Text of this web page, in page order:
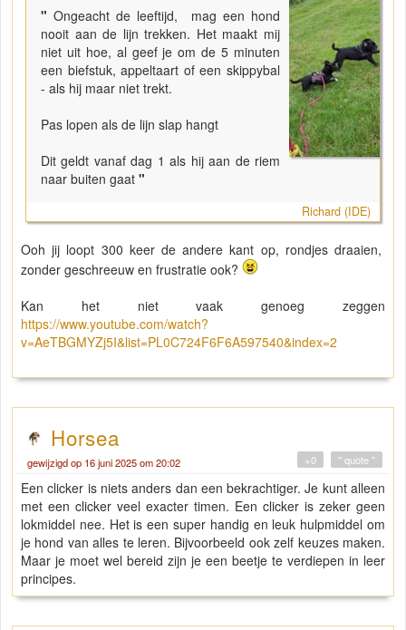
"Ongeacht de leeftijd, mag een hond
nooit aan de lijn trekken. Het maakt mij
niet uit hoe, al geef je om de 5 minuten
een biefstuk, appeltaart of een skippybal
- als hij maar niet trekt.
Pas lopen als de lijn slap hangt
Dit geldt vanaf dag 1 als hij aan de riem
naar buiten gaat "
Richard (IDE)
Ooh jij loopt 300 keer de andere kant op, rondjes draaien,
zonder geschreeuw en frustratie ook?
Kan het niet vaak genoeg zeggen
https://www.youtube.com/watch?
v=AeTBGMYZj5I&list=PL0C724F6F6A597540&index=2
Horsea
gewijzigd op 16 juni 2025 om 20:02 " quote "
+0
Een clicker is niets anders dan een bekrachtiger. Je kunt alleen
met een clicker veel exacter timen. Een clicker is zeker geen
lokmiddel nee. Het is een super handig en leuk hulpmiddel om
je hond van alles te leren. Bijvoorbeeld ook zelf keuzes maken.
Maar je moet wel bereid zijn je een beetje te verdiepen in leer
principes.